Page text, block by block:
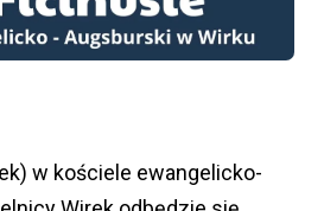
w kościele ewangelicko-